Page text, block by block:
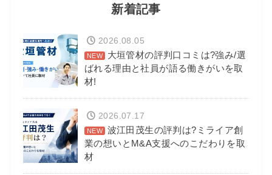
新着記事
大垣管材の評判口コミは?強み/選
ばれる理由と社員が語る働きがいを取
材!
2026.08.05
波江田茂生の評判は?ミライア創
業の想いとM&A支援へのこだわりを取
材
2026.07.17